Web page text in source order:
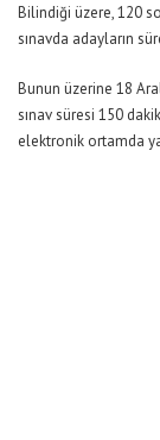
Bilindiği üzere, 120
sınavda adayların
Bunun üzerine 18
sınav süresi 150
elektronik ortamda